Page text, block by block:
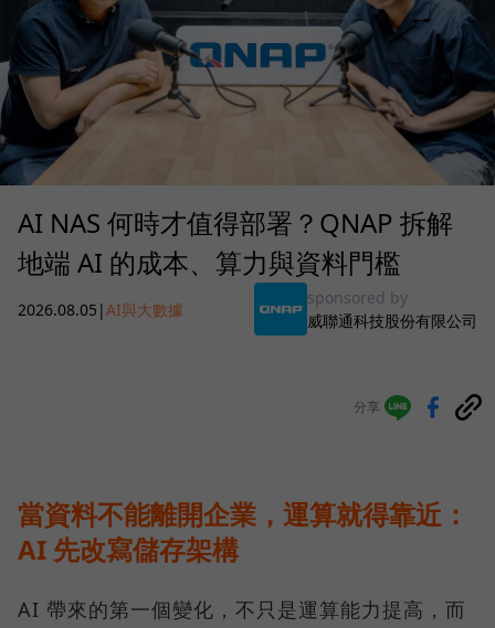
AI NAS 何時才值得部署？QNAP 拆解
地端 AI 的成本、算力與資料門檻
2026.08.05 |AI與大數據
sponsored by
威聯通科技股份有限公司
分享
當資料不能離開企業，運算就得靠近：
AI 先改寫儲存架構
AI 帶來的第一個變化，不只是運算能力提高，而